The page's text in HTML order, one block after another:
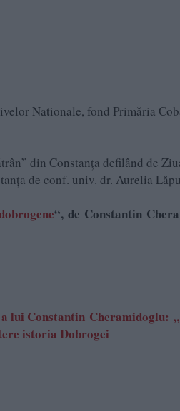
Nationale, fond Primăria
din Constanța defilând de
de conf. univ. dr. Aurelia
“, de Constantin
lui Constantin Cheramidoglu:
istoria Dobrogei